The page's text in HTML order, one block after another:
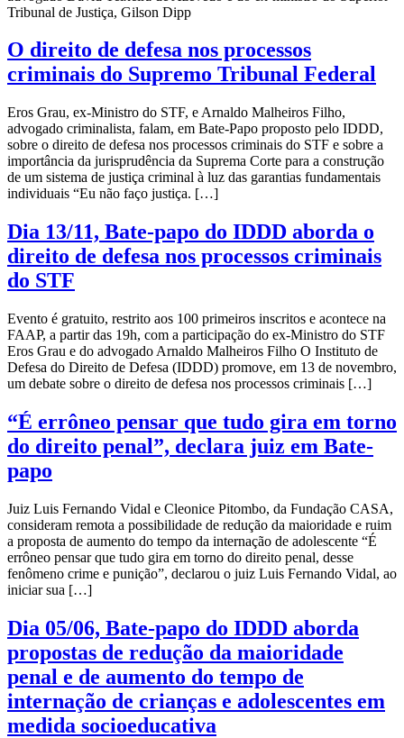
Tribunal de Justiça, Gilson Dipp
O direito de defesa nos processos
criminais do Supremo Tribunal Federal
Eros Grau, ex-Ministro do STF, e Arnaldo Malheiros Filho,
advogado criminalista, falam, em Bate-Papo proposto pelo IDDD,
sobre o direito de defesa nos processos criminais do STF e sobre a
importância da jurisprudência da Suprema Corte para a construção
de um sistema de justiça criminal à luz das garantias fundamentais
individuais “Eu não faço justiça. […]
Dia 13/11, Bate-papo do IDDD aborda o
direito de defesa nos processos criminais
do STF
Evento é gratuito, restrito aos 100 primeiros inscritos e acontece na
FAAP, a partir das 19h, com a participação do ex-Ministro do STF
Eros Grau e do advogado Arnaldo Malheiros Filho O Instituto de
Defesa do Direito de Defesa (IDDD) promove, em 13 de novembro,
um debate sobre o direito de defesa nos processos criminais […]
“É errôneo pensar que tudo gira em torno
do direito penal”, declara juiz em Bate-
papo
Juiz Luis Fernando Vidal e Cleonice Pitombo, da Fundação CASA,
consideram remota a possibilidade de redução da maioridade e ruim
a proposta de aumento do tempo da internação de adolescente “É
errôneo pensar que tudo gira em torno do direito penal, desse
fenômeno crime e punição”, declarou o juiz Luis Fernando Vidal, ao
iniciar sua […]
Dia 05/06, Bate-papo do IDDD aborda
propostas de redução da maioridade
penal e de aumento do tempo de
internação de crianças e adolescentes em
medida socioeducativa